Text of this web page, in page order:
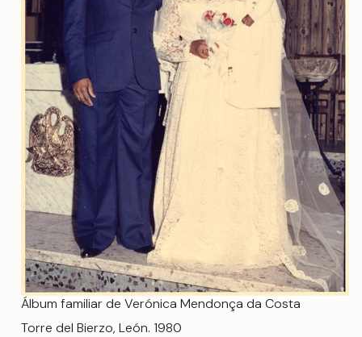
Álbum familiar de Verónica Mendonça da Costa
Torre del Bierzo, León. 1980